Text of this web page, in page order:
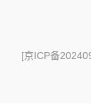
[京ICP备